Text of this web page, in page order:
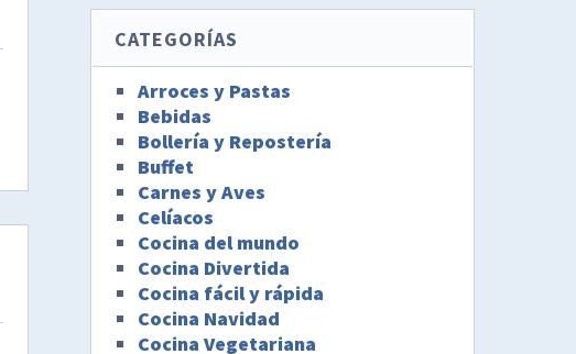
CATEGORÍAS
Arroces y Pastas
Bebidas
Bollería y Repostería
Buffet
Carnes y Aves
Celíacos
Cocina del mundo
Cocina Divertida
Cocina fácil y rápida
Cocina Navidad
Cocina Vegetariana